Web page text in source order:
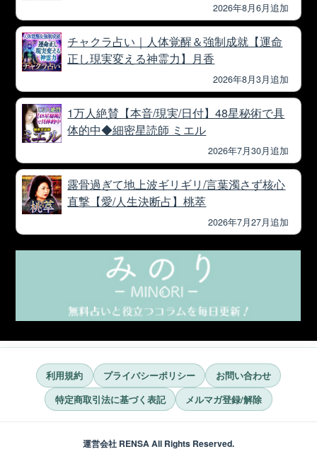
2026年8月6月追加
チャクラ占い｜人体覚醒＆強制成就【運命
正し現実変える神霊力】月香
2026年8月3月追加
1万人絶賛【本音/現実/日付】48星秘術で具
体的中◆細密星読師 ミエル
2026年7月30月追加
露骨過ぎて地上波ギリギリ/言葉濁さず核心
直撃【愛/人生決断占】桃萃
2026年7月27月追加
利用規約 プライバシーポリシー
お問い合わせ
特定商取引法に基づく表記
メルマガ登録/解除
運営会社 RENSA All Rights Reserved.